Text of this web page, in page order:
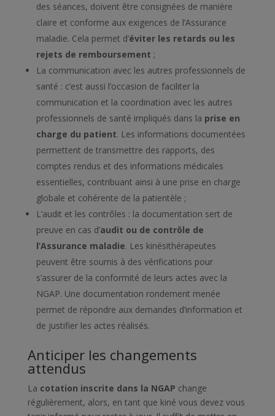
des séances, doivent être consignées de manière
claire et conforme aux exigences de l’Assurance
maladie. Cela permet d’éviter les retards ou les
rejets de remboursement ;
La communication avec les autres professionnels de
santé : c’est aussi l’occasion de faciliter la
communication et la coordination avec les autres
professionnels de santé impliqués dans la prise en
charge du patient. Les informations documentées
permettent de transmettre des rapports, des
comptes rendus et des informations médicales
essentielles, contribuant ainsi à une prise en charge
globale et cohérente de la patientèle ;
L’audit et les contrôles : la documentation sert de
preuve en cas d’audit ou de contrôle de
l’Assurance maladie. Les kinésithérapeutes
peuvent être soumis à des vérifications pour
s’assurer de la conformité de leurs actes avec la
NGAP. Une documentation rondement menée
permet de répondre aux demandes d’information et
de justifier les actes réalisés.
Anticiper les changements
attendus
La cotation inscrite dans la NGAP change
régulièrement, alors, en tant que kiné vous devez vous